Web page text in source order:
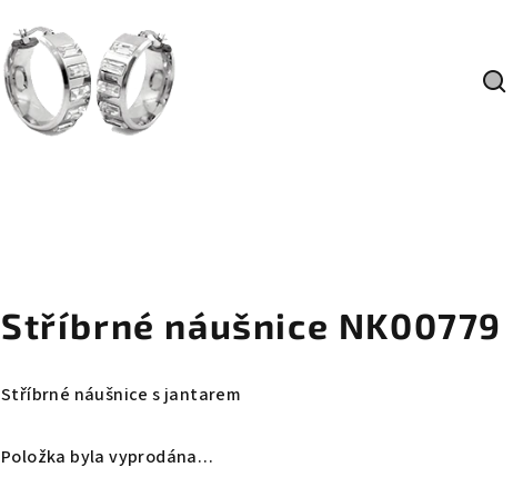
Stříbrné náušnice NK00779
Stříbrné náušnice s jantarem
Položka byla vyprodána…